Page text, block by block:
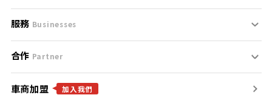
服務條款
免責聲明
隱私權政策
支援中心
聯絡我們
服務 Businesses
什麼是Goo鑑定？
找好車
合作 Partner
合作夥伴
車商加盟 加入我們